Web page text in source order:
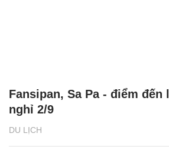
DU LỊCH
Fansipan, Sa Pa - điểm
nghỉ 2/9